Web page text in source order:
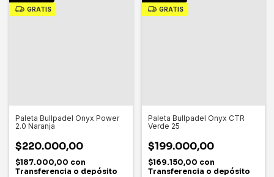
GRATIS
Paleta Bullpadel Onyx Power
2.0 Naranja
$220.000,00
$187.000,00 con
Transferencia o depósito
GRATIS
Paleta Bullpadel Onyx CTR
Verde 25
$199.000,00
$169.150,00 con
Transferencia o depósito